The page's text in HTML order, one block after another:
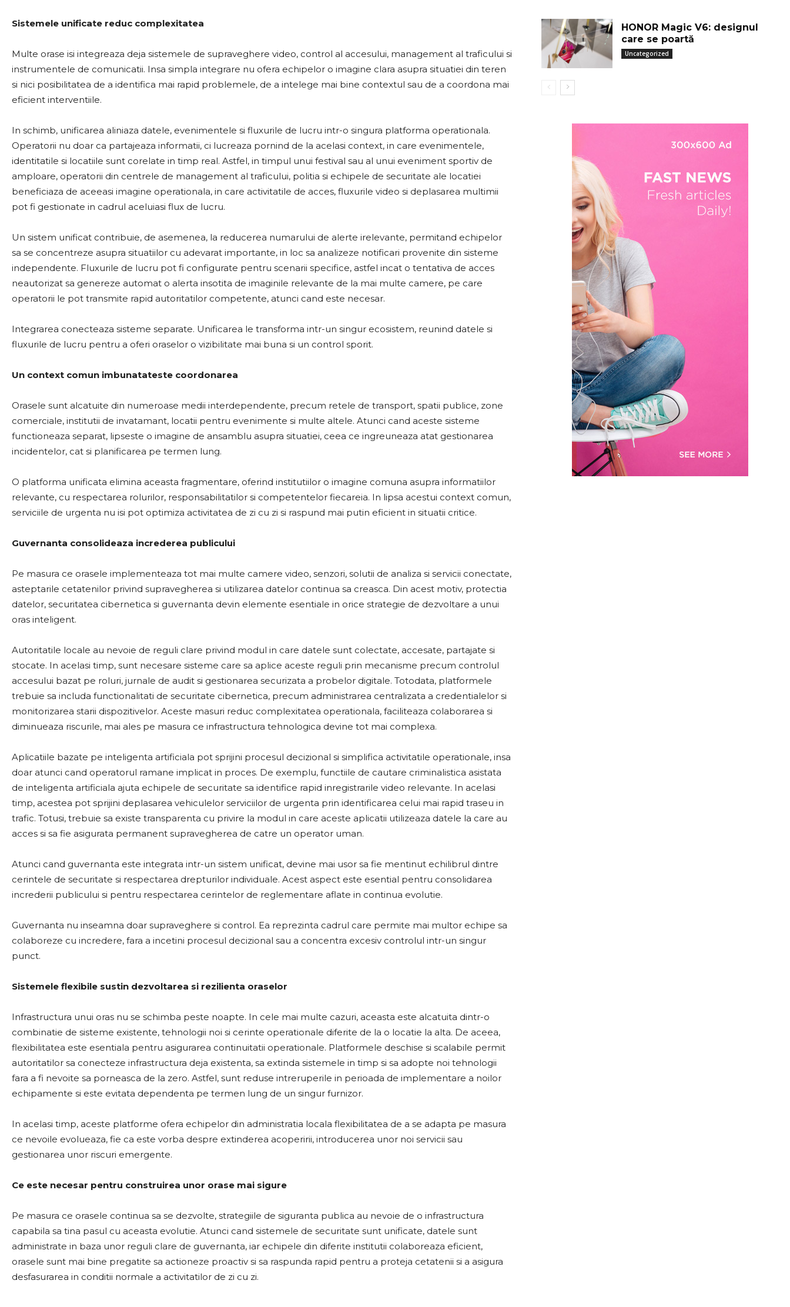
Sistemele unificate reduc complexitatea
Multe orase isi integreaza deja sistemele de supraveghere video, control al accesului, management al traficului si
instrumentele de comunicatii. Insa simpla integrare nu ofera echipelor o imagine clara asupra situatiei din teren
si nici posibilitatea de a identifica mai rapid problemele, de a intelege mai bine contextul sau de a coordona mai
eficient interventiile.
In schimb, unificarea aliniaza datele, evenimentele si fluxurile de lucru intr-o singura platforma operationala.
Operatorii nu doar ca partajeaza informatii, ci lucreaza pornind de la acelasi context, in care evenimentele,
identitatile si locatiile sunt corelate in timp real. Astfel, in timpul unui festival sau al unui eveniment sportiv de
amploare, operatorii din centrele de management al traficului, politia si echipele de securitate ale locatiei
beneficiaza de aceeasi imagine operationala, in care activitatile de acces, fluxurile video si deplasarea multimii
pot fi gestionate in cadrul aceluiasi flux de lucru.
Un sistem unificat contribuie, de asemenea, la reducerea numarului de alerte irelevante, permitand echipelor
sa se concentreze asupra situatiilor cu adevarat importante, in loc sa analizeze notificari provenite din sisteme
independente. Fluxurile de lucru pot fi configurate pentru scenarii specifice, astfel incat o tentativa de acces
neautorizat sa genereze automat o alerta insotita de imaginile relevante de la mai multe camere, pe care
operatorii le pot transmite rapid autoritatilor competente, atunci cand este necesar.
Integrarea conecteaza sisteme separate. Unificarea le transforma intr-un singur ecosistem, reunind datele si
fluxurile de lucru pentru a oferi oraselor o vizibilitate mai buna si un control sporit.
Un context comun imbunatateste coordonarea
Orasele sunt alcatuite din numeroase medii interdependente, precum retele de transport, spatii publice, zone
comerciale, institutii de invatamant, locatii pentru evenimente si multe altele. Atunci cand aceste sisteme
functioneaza separat, lipseste o imagine de ansamblu asupra situatiei, ceea ce ingreuneaza atat gestionarea
incidentelor, cat si planificarea pe termen lung.
O platforma unificata elimina aceasta fragmentare, oferind institutiilor o imagine comuna asupra informatiilor
relevante, cu respectarea rolurilor, responsabilitatilor si competentelor fiecareia. In lipsa acestui context comun,
serviciile de urgenta nu isi pot optimiza activitatea de zi cu zi si raspund mai putin eficient in situatii critice.
Guvernanta consolideaza increderea publicului
Pe masura ce orasele implementeaza tot mai multe camere video, senzori, solutii de analiza si servicii conectate,
asteptarile cetatenilor privind supravegherea si utilizarea datelor continua sa creasca. Din acest motiv, protectia
datelor, securitatea cibernetica si guvernanta devin elemente esentiale in orice strategie de dezvoltare a unui
oras inteligent.
Autoritatile locale au nevoie de reguli clare privind modul in care datele sunt colectate, accesate, partajate si
stocate. In acelasi timp, sunt necesare sisteme care sa aplice aceste reguli prin mecanisme precum controlul
accesului bazat pe roluri, jurnale de audit si gestionarea securizata a probelor digitale. Totodata, platformele
trebuie sa includa functionalitati de securitate cibernetica, precum administrarea centralizata a credentialelor si
monitorizarea starii dispozitivelor. Aceste masuri reduc complexitatea operationala, faciliteaza colaborarea si
diminueaza riscurile, mai ales pe masura ce infrastructura tehnologica devine tot mai complexa.
Aplicatiile bazate pe inteligenta artificiala pot sprijini procesul decizional si simplifica activitatile operationale, insa
doar atunci cand operatorul ramane implicat in proces. De exemplu, functiile de cautare criminalistica asistata
de inteligenta artificiala ajuta echipele de securitate sa identifice rapid inregistrarile video relevante. In acelasi
timp, acestea pot sprijini deplasarea vehiculelor serviciilor de urgenta prin identificarea celui mai rapid traseu in
trafic. Totusi, trebuie sa existe transparenta cu privire la modul in care aceste aplicatii utilizeaza datele la care au
acces si sa fie asigurata permanent supravegherea de catre un operator uman.
Atunci cand guvernanta este integrata intr-un sistem unificat, devine mai usor sa fie mentinut echilibrul dintre
cerintele de securitate si respectarea drepturilor individuale. Acest aspect este esential pentru consolidarea
increderii publicului si pentru respectarea cerintelor de reglementare aflate in continua evolutie.
Guvernanta nu inseamna doar supraveghere si control. Ea reprezinta cadrul care permite mai multor echipe sa
colaboreze cu incredere, fara a incetini procesul decizional sau a concentra excesiv controlul intr-un singur
punct.
Sistemele flexibile sustin dezvoltarea si rezilienta oraselor
Infrastructura unui oras nu se schimba peste noapte. In cele mai multe cazuri, aceasta este alcatuita dintr-o
combinatie de sisteme existente, tehnologii noi si cerinte operationale diferite de la o locatie la alta. De aceea,
flexibilitatea este esentiala pentru asigurarea continuitatii operationale. Platformele deschise si scalabile permit
autoritatilor sa conecteze infrastructura deja existenta, sa extinda sistemele in timp si sa adopte noi tehnologii
fara a fi nevoite sa porneasca de la zero. Astfel, sunt reduse intreruperile in perioada de implementare a noilor
echipamente si este evitata dependenta pe termen lung de un singur furnizor.
In acelasi timp, aceste platforme ofera echipelor din administratia locala flexibilitatea de a se adapta pe masura
ce nevoile evolueaza, fie ca este vorba despre extinderea acoperirii, introducerea unor noi servicii sau
gestionarea unor riscuri emergente.
Ce este necesar pentru construirea unor orase mai sigure
Pe masura ce orasele continua sa se dezvolte, strategiile de siguranta publica au nevoie de o infrastructura
capabila sa tina pasul cu aceasta evolutie. Atunci cand sistemele de securitate sunt unificate, datele sunt
administrate in baza unor reguli clare de guvernanta, iar echipele din diferite institutii colaboreaza eficient,
orasele sunt mai bine pregatite sa actioneze proactiv si sa raspunda rapid pentru a proteja cetatenii si a asigura
desfasurarea in conditii normale a activitatilor de zi cu zi.
HONOR Magic V6: designul
care se poartă
Uncategorized